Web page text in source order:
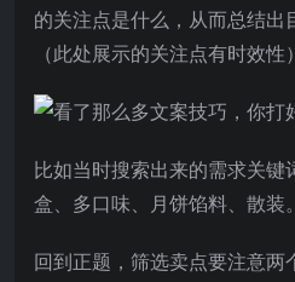
的关注点是什么，从而总结出
（此处展示的关注点有时效性）
比如当时搜索出来的需求关
盒、多口味、月饼馅料、散装。
回到正题，筛选卖点要注意两